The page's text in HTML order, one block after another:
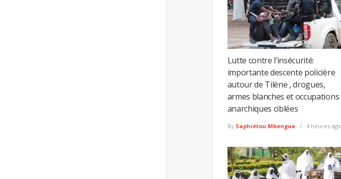
Lutte contre l’insécurité:
importante descente policière
autour de Tilène , drogues,
armes blanches et occupations
anarchiques ciblées
By Saphiétou Mbengue 4 heures ago